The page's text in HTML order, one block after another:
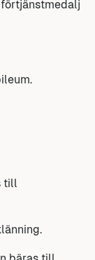
till